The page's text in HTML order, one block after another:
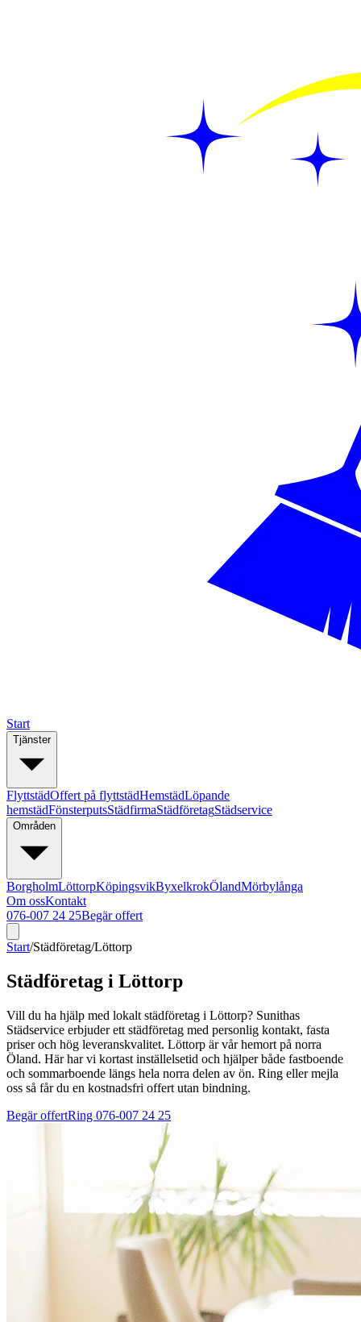
Start
Tjänster
FlyttstädOffert på flyttstädHemstädLöpande
hemstädFönsterputsStädfirmaStädföretagStädservice
Områden
BorgholmLöttorpKöpingsvikByxelkrokÖlandMörbylånga
Om ossKontakt
076-007 24 25Begär offert
Start/Städföretag/Löttorp
Städföretag i Löttorp
Vill du ha hjälp med lokalt städföretag i Löttorp? Sunithas
Städservice erbjuder ett städföretag med personlig kontakt, fasta
priser och hög leveranskvalitet. Löttorp är vår hemort på norra
Öland. Här har vi kortast inställelsetid och hjälper både fastboende
och sommarboende längs hela norra delen av ön. Ring eller mejla
oss så får du en kostnadsfri offert utan bindning.
Begär offertRing 076-007 24 25